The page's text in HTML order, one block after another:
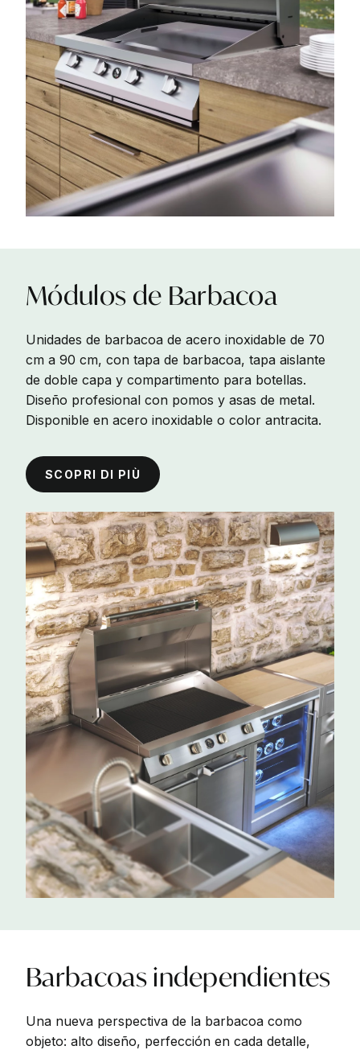
Módulos de Barbacoa
Unidades de barbacoa de acero inoxidable de 70
cm a 90 cm, con tapa de barbacoa, tapa aislante
de doble capa y compartimento para botellas.
Diseño profesional con pomos y asas de metal.
Disponible en acero inoxidable o color antracita.
SCOPRI DI PIÙ
Barbacoasindependientes
Una nueva perspectiva de la barbacoa como
objeto: alto diseño, perfección en cada detalle,